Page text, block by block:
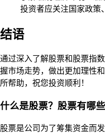
投资者应关注国家政策
结语
通过深入了解股票和股票指
握市场走势，做出更加理性
所帮助，祝您投资顺利！
什么是股票？股票有哪些
股票是公司为了筹集资金而